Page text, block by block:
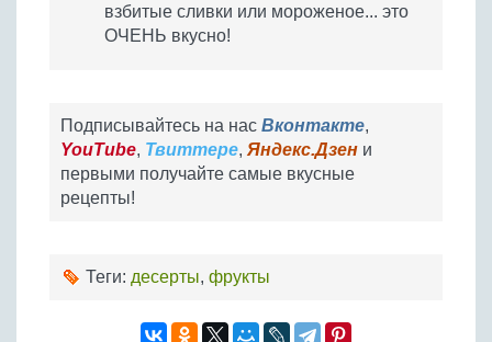
взбитые сливки или мороженое... это
ОЧЕНЬ вкусно!
Подписывайтесь на нас Вконтакте,
YouTube, Твиттере, Яндекс.Дзен и
первыми получайте самые вкусные
рецепты!
Теги: десерты, фрукты